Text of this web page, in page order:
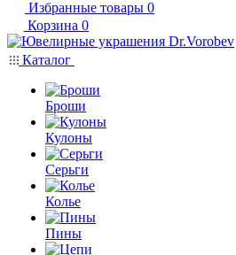
Избранные товары 0
Корзина 0
Каталог
Броши
Кулоны
Серьги
Колье
Пины